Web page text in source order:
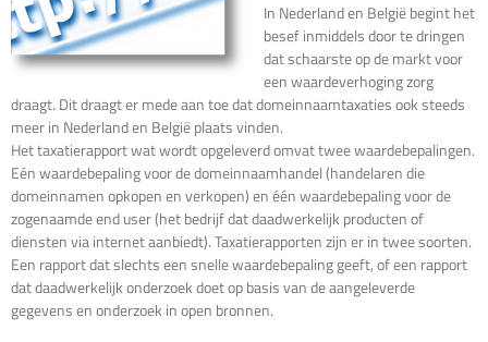
In Nederland en België begint het
besef inmiddels door te dringen
dat schaarste op de markt voor
een waardeverhoging zorg
draagt. Dit draagt er mede aan toe dat domeinnaamtaxaties ook steeds
meer in Nederland en België plaats vinden.
Het taxatierapport wat wordt opgeleverd omvat twee waardebepalingen.
Eén waardebepaling voor de domeinnaamhandel (handelaren die
domeinnamen opkopen en verkopen) en één waardebepaling voor de
zogenaamde end user (het bedrijf dat daadwerkelijk producten of
diensten via internet aanbiedt). Taxatierapporten zijn er in twee soorten.
Een rapport dat slechts een snelle waardebepaling geeft, of een rapport
dat daadwerkelijk onderzoek doet op basis van de aangeleverde
gegevens en onderzoek in open bronnen.